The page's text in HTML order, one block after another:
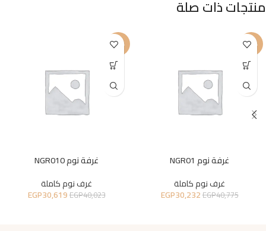
منتجات ذات صلة
-26%
غرفة نوم NGR01
غرف نوم كاملة
EGP40,775
EGP30,232
-23%
غرفة نوم NGR010
غرف نوم كاملة
EGP40,023
EGP30,619